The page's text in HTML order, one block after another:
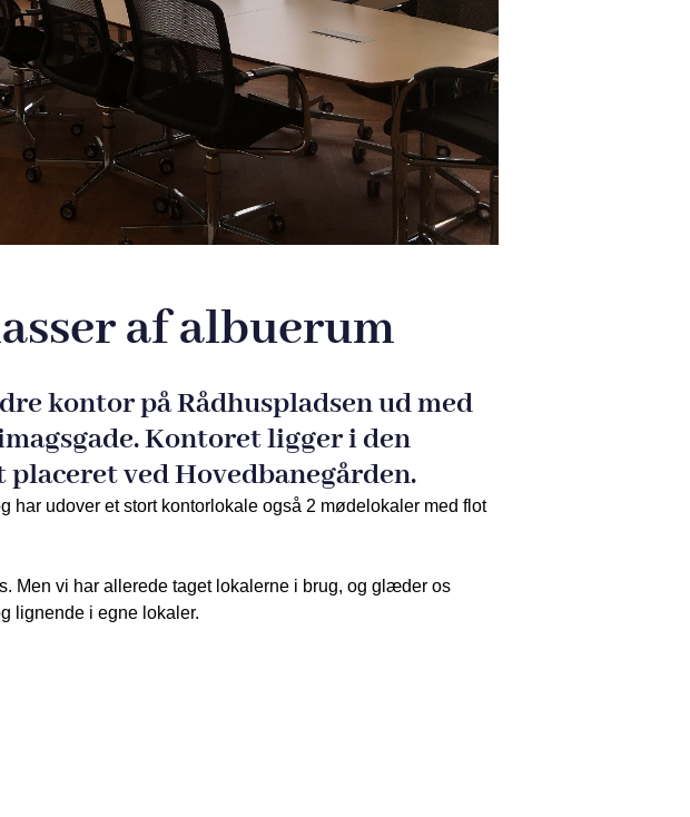
af albuerum
kontor på Rådhuspladsen ud med
Kontoret ligger i den
ved Hovedbanegården.
har udover et stort kontorlokale også 2 mødelokaler med flot
Men vi har allerede taget lokalerne i brug, og glæder os
lignende i egne lokaler.